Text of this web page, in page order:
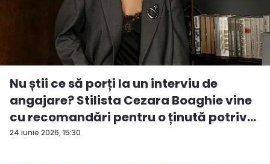
24 iunie 2026, 15:30
Nu știi ce să porți la un interviu de
angajare? Stilista Cezara Boaghie vine
cu recomandări pentru o ținută potriv...